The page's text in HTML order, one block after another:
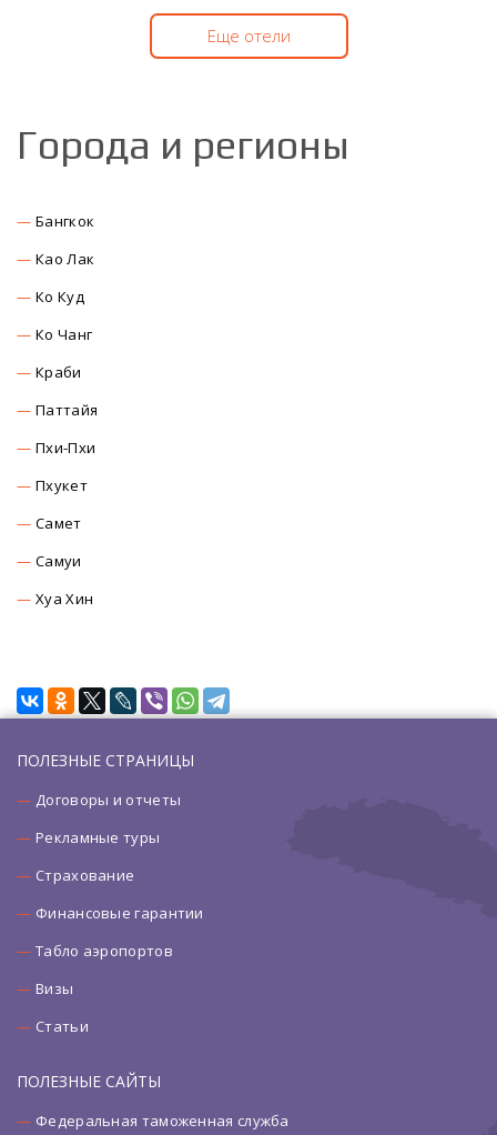
Еще отели
Города и регионы
Бангкок
Као Лак
Ко Куд
Ко Чанг
Краби
Паттайя
Пхи-Пхи
Пхукет
Самет
Самуи
Хуа Хин
ПОЛЕЗНЫЕ СТРАНИЦЫ
Договоры и отчеты
Рекламные туры
Страхование
Финансовые гарантии
Табло аэропортов
Визы
Статьи
ПОЛЕЗНЫЕ САЙТЫ
Федеральная таможенная служба